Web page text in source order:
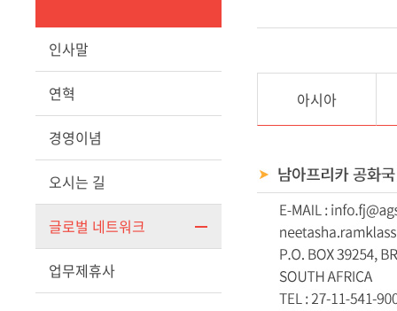
인사말
연혁
경영이념
오시는 길
글로벌 네트워크
업무제휴사
아시아